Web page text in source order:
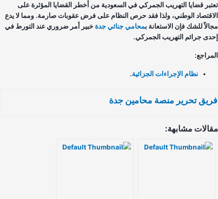
قضايا التهريب الجمركي في السعودية من أخطر القضايا المؤثرة على
الوطني، ولذا فقد حرص النظام على فرض عقوبات صارمة. ومما لا يدع
للشك فإن الاستعانة بمحامي جنائي جدةخبير أمر ضروري عند التورط في
جرائم التهريب الجمركي.
نظام الإجراءات الجزائية.
تحرير منصة محامين جدة
مشابهة: